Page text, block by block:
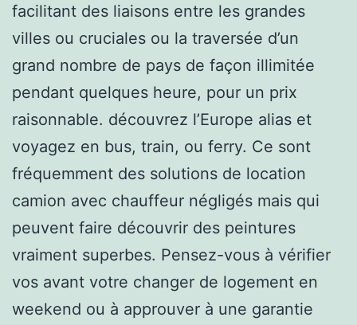
facilitant des liaisons entre les grandes
villes ou cruciales ou la traversée d’un
grand nombre de pays de façon illimitée
pendant quelques heure, pour un prix
raisonnable. découvrez l’Europe alias et
voyagez en bus, train, ou ferry. Ce sont
fréquemment des solutions de location
camion avec chauffeur négligés mais qui
peuvent faire découvrir des peintures
vraiment superbes. Pensez-vous à vérifier
vos avant votre changer de logement en
weekend ou à approuver à une garantie